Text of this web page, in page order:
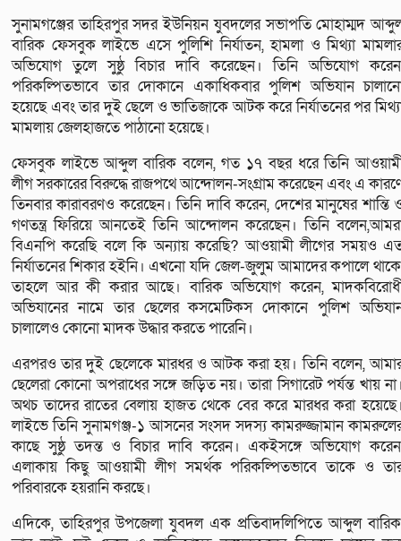
সুনামগঞ্জের তাহিরপুর সদর ইউনিয়ন যুবদলের সভাপতি মোহাম্মদ
বারিক ফেসবুক লাইভে এসে পুলিশি নির্যাতন, হামলা ও মিথ্যা
অভিযোগ তুলে সুষ্ঠু বিচার দাবি করেছেন। তিনি অভিযোগ
পরিকল্পিতভাবে তার দোকানে একাধিকবার পুলিশ অভিযান
হয়েছে এবং তার দুই ছেলে ও ভাতিজাকে আটক করে নির্যাতনের পর
মামলায় জেলহাজতে পাঠানো হয়েছে।
ফেসবুক লাইভে আব্দুল বারিক বলেন, গত ১৭ বছর ধরে তিনি
লীগ সরকারের বিরুদ্ধে রাজপথে আন্দোলন-সংগ্রাম করেছেন এবং এ
তিনবার কারাবরণও করেছেন। তিনি দাবি করেন, দেশের মানুষের শান্তি
গণতন্ত্র ফিরিয়ে আনতেই তিনি আন্দোলন করেছেন। তিনি
বিএনপি করেছি বলে কি অন্যায় করেছি? আওয়ামী লীগের সময়ও
নির্যাতনের শিকার হইনি। এখনো যদি জেল-জুলুম আমাদের কপালে
তাহলে আর কী করার আছে। বারিক অভিযোগ করেন,
অভিযানের নামে তার ছেলের কসমেটিকস দোকানে পুলিশ
চালালেও কোনো মাদক উদ্ধার করতে পারেনি।
এরপরও তার দুই ছেলেকে মারধর ও আটক করা হয়। তিনি বলেন,
ছেলেরা কোনো অপরাধের সঙ্গে জড়িত নয়। তারা সিগারেট পর্যন্ত খায়
অথচ তাদের রাতের বেলায় হাজত থেকে বের করে মারধর করা
লাইভে তিনি সুনামগঞ্জ-১ আসনের সংসদ সদস্য কামরুজ্জামান
কাছে সুষ্ঠু তদন্ত ও বিচার দাবি করেন। একইসঙ্গে অভিযোগ
এলাকায় কিছু আওয়ামী লীগ সমর্থক পরিকল্পিতভাবে তাকে ও
পরিবারকে হয়রানি করছে।
এদিকে, তাহিরপুর উপজেলা যুবদল এক প্রতিবাদলিপিতে আব্দুল